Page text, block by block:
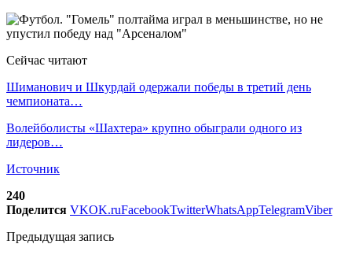
Сейчас читают
Шиманович и Шкурдай одержали победы в третий день
чемпионата…
Волейболисты «Шахтера» крупно обыграли одного из
лидеров…
Источник
240
Поделится VKOK.ruFacebookTwitterWhatsAppTelegramViber
Предыдущая запись